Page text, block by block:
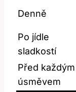
Denně
Po jídle
sladkostí
Před každým
úsměvem